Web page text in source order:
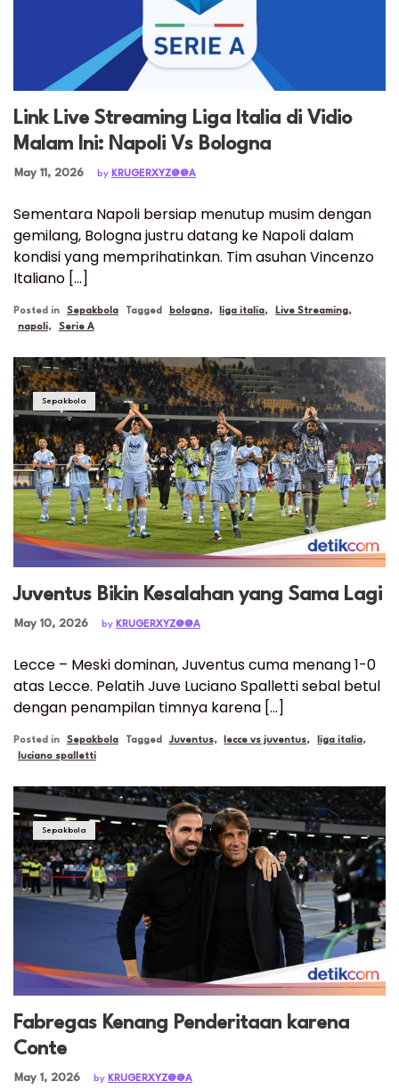
Link Live Streaming Liga Italia di Vidio
Malam Ini: Napoli Vs Bologna
Posted on
May 11, 2026 by KRUGERXYZ@@A
Sementara Napoli bersiap menutup musim dengan
gemilang, Bologna justru datang ke Napoli dalam
kondisi yang memprihatinkan. Tim asuhan Vincenzo
Italiano […]
Posted in Sepakbola Tagged bologna, liga italia, Live Streaming,
napoli, Serie A
Sepakbola
Juventus Bikin Kesalahan yang Sama Lagi
Posted on
May 10, 2026 by KRUGERXYZ@@A
Lecce – Meski dominan, Juventus cuma menang 1-0
atas Lecce. Pelatih Juve Luciano Spalletti sebal betul
dengan penampilan timnya karena […]
Posted in Sepakbola Tagged Juventus, lecce vs juventus, liga italia,
luciano spalletti
Sepakbola
Fabregas Kenang Penderitaan karena
Conte
Posted on
May 1, 2026 by KRUGERXYZ@@A